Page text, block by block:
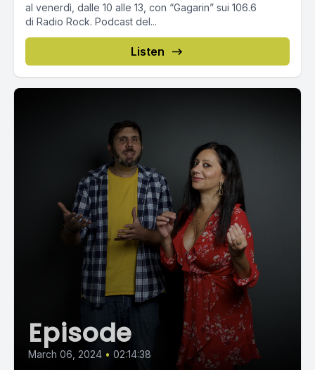
al venerdì, dalle 10 alle 13, con “Gagarin” sui 106.6
di Radio Rock. Podcast del...
Listen
Episode
March 06, 2024 • 02:14:38